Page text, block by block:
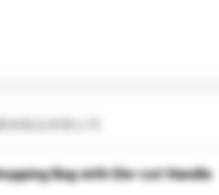
Bag with Die-cut Handle